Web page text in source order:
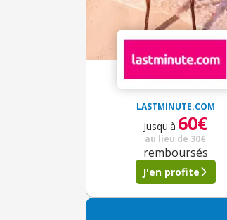
LASTMINUTE.COM
Jusqu'à 60€
au lieu de 30€
remboursés
J'en profite